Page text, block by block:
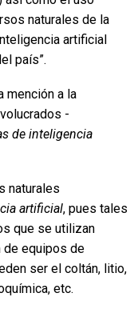
naturales de la
artificial
país”.
mención a la
-
de inteligencia
naturales
artificial, pues tales
que se utilizan
de equipos de
ser el coltán, litio,
etc.